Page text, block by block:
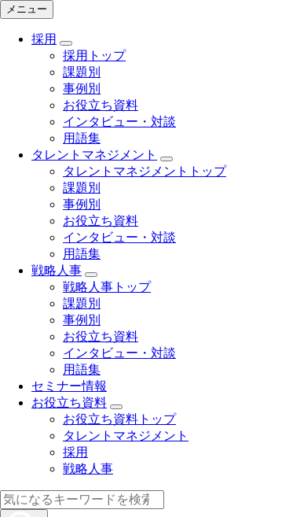
メニュー
採用
採用トップ
課題別
事例別
お役立ち資料
インタビュー・対談
用語集
タレントマネジメント
タレントマネジメントトップ
課題別
事例別
お役立ち資料
インタビュー・対談
用語集
戦略人事
戦略人事トップ
課題別
事例別
お役立ち資料
インタビュー・対談
用語集
セミナー情報
お役立ち資料
お役立ち資料トップ
タレントマネジメント
採用
戦略人事